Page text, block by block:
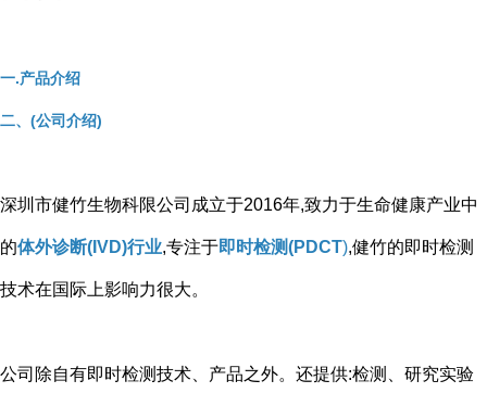
一.产品介绍
二、(公司介绍)
深圳市健竹生物科限公司成立于2016年,致力于生命健康产业中
的体外诊断(IVD)行业,专注于即时检测(PDCT),健竹的即时检测
技术在国际上影响力很大。
公司除自有即时检测技术、产品之外。还提供:检测、研究实验